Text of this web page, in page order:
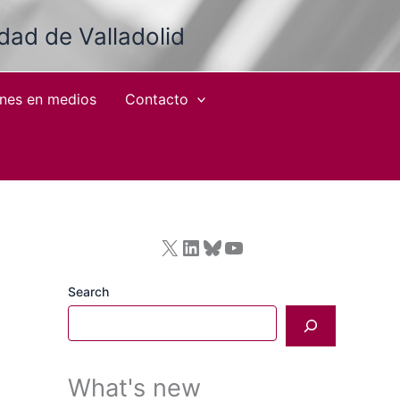
de Valladolid
en medios Contacto
X LinkedIn Bluesky YouTube
Search
What's new